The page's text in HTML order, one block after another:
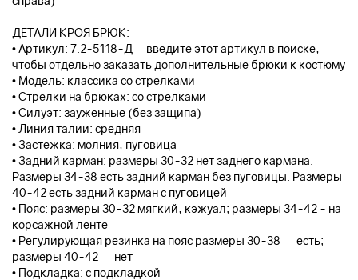
ДЕТАЛИ КРОЯ БРЮК:
• Артикул: 7.2-5118-Д— введите этот артикул в поиске,
чтобы отдельно заказать дополнительные брюки к костюму
• Модель: классика со стрелками
• Стрелки на брюках: со стрелками
• Силуэт: зауженные (без защипа)
• Линия талии: средняя
• Застежка: молния, пуговица
• Задний карман: размеры 30-32 нет заднего кармана.
Размеры 34-38 есть задний карман без пуговицы. Размеры
40-42 есть задний карман с пуговицей
• Пояс: размеры 30-32 мягкий, кэжуал; размеры 34-42 - на
корсажной ленте
• Регулирующая резинка на пояс размеры 30-38 — есть;
размеры 40-42 — нет
• Подкладка: с подкладкой